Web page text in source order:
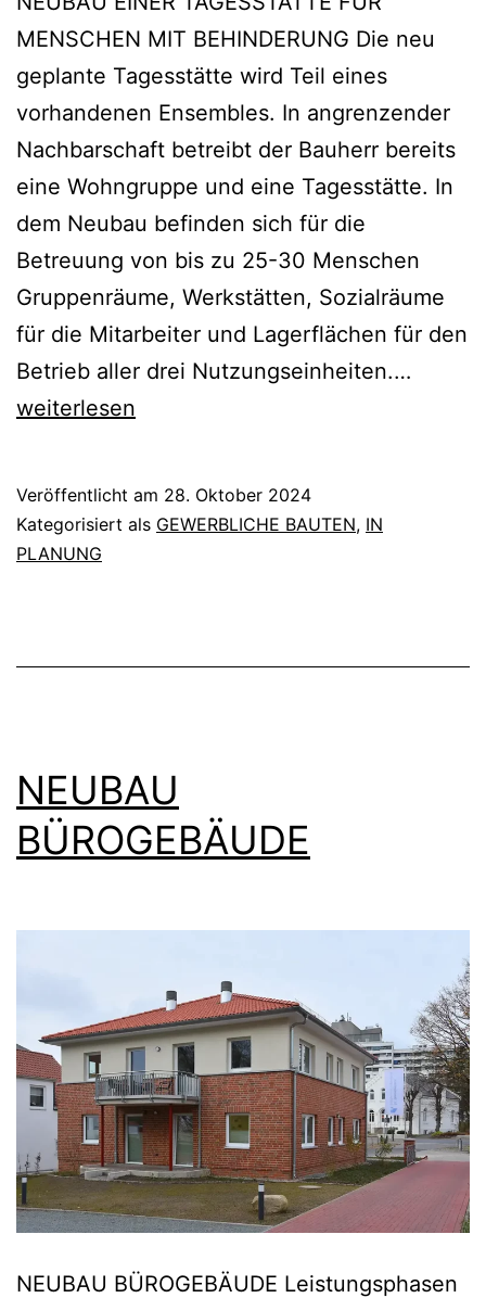
MENSCHEN MIT BEHINDERUNG Die neu
geplante Tagesstätte wird Teil eines
vorhandenen Ensembles. In angrenzender
Nachbarschaft betreibt der Bauherr bereits
eine Wohngruppe und eine Tagesstätte. In
dem Neubau befinden sich für die
Betreuung von bis zu 25-30 Menschen
Gruppenräume, Werkstätten, Sozialräume
für die Mitarbeiter und Lagerflächen für den
Betrieb aller drei Nutzungseinheiten.…
weiterlesen
Veröffentlicht am 28. Oktober 2024
Kategorisiert als GEWERBLICHE BAUTEN, IN
PLANUNG
NEUBAU
BÜROGEBÄUDE
NEUBAU BÜROGEBÄUDE Leistungsphasen